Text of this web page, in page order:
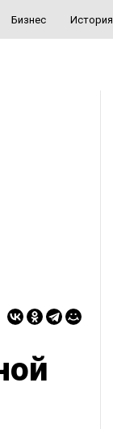
Бизнес История